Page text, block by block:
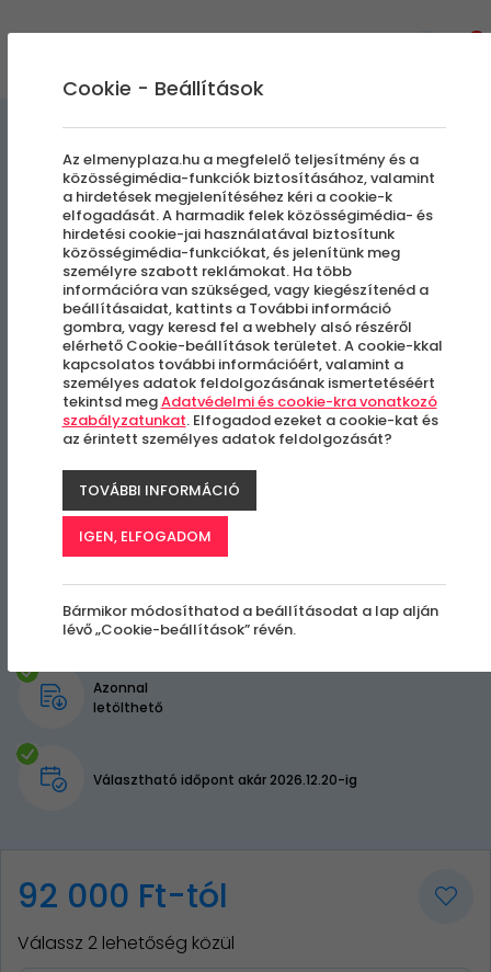
La Amarilla
Természetközeli pihenés
Kercaszomor
Azonnal
letölthető
Választható időpont akár 2026.12.20-ig
92 000 Ft-tól
Válassz 2 lehetőség közül
Cookie - Beállítások
Az elmenyplaza.hu a megfelelő teljesítmény és a
közösségimédia-funkciók biztosításához, valamint
a hirdetések megjelenítéséhez kéri a cookie-k
elfogadását. A harmadik felek közösségimédia- és
hirdetési cookie-jai használatával biztosítunk
közösségimédia-funkciókat, és jelenítünk meg
személyre szabott reklámokat. Ha több
információra van szükséged, vagy kiegészítenéd a
beállításaidat, kattints a További információ
gombra, vagy keresd fel a webhely alsó részéről
elérhető Cookie-beállítások területet. A cookie-kkal
kapcsolatos további információért, valamint a
személyes adatok feldolgozásának ismertetéséért
tekintsd megAdatvédelmi és cookie-kra vonatkozó
szabályzatunkat. Elfogadod ezeket a cookie-kat és
az érintett személyes adatok feldolgozását?
TOVÁBBI INFORMÁCIÓ
IGEN, ELFOGADOM
Bármikor módosíthatod a beállításodat a lap alján
lévő „Cookie-beállítások” révén.